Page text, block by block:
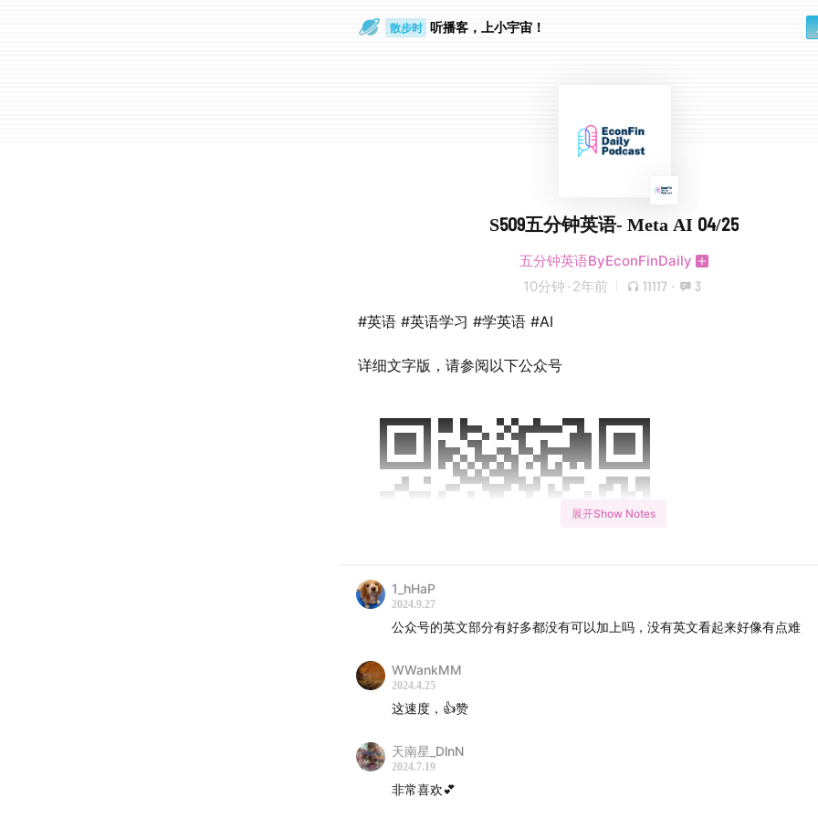
散步时 听播客，上小宇宙！
S509五分钟英语- Meta AI 04/25
五分钟英语ByEconFinDaily
10分钟 · 2年前 11117 · 3
#英语 #英语学习 #学英语 #AI
详细文字版，请参阅以下公众号
Opening Remarks: (开场白)：
Good morning friends! Today is Thursday, April 25th
展开Show Notes
1_hHaP
2024.9.27
公众号的英文部分有好多都没有可以加上吗，没有英文看起来好像有点难
WWankMM
2024.4.25
这速度，👍赞
天南星_DlnN
2024.7.19
非常喜欢💕